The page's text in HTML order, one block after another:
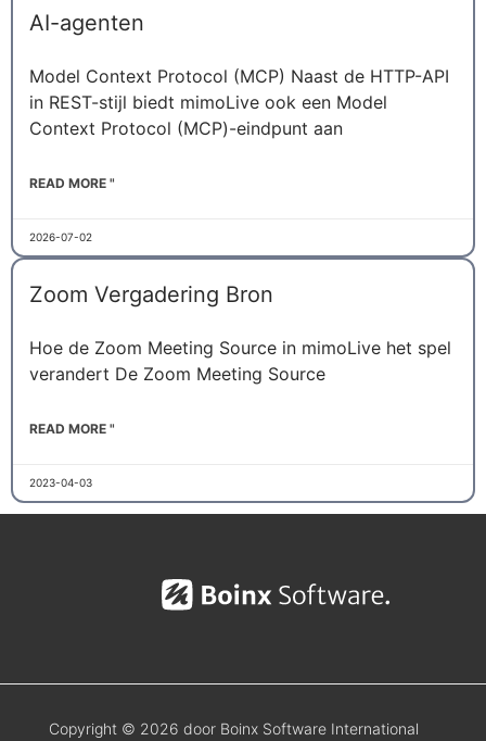
AI-agenten
Model Context Protocol (MCP) Naast de HTTP-API
in REST-stijl biedt mimoLive ook een Model
Context Protocol (MCP)-eindpunt aan
READ MORE "
2026-07-02
Zoom Vergadering Bron
Hoe de Zoom Meeting Source in mimoLive het spel
verandert De Zoom Meeting Source
READ MORE "
2023-04-03
Copyright © 2026 door Boinx Software International